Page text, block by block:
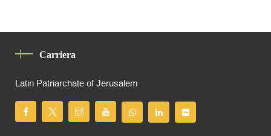
Carriera
Latin Patriarchate of Jerusalem